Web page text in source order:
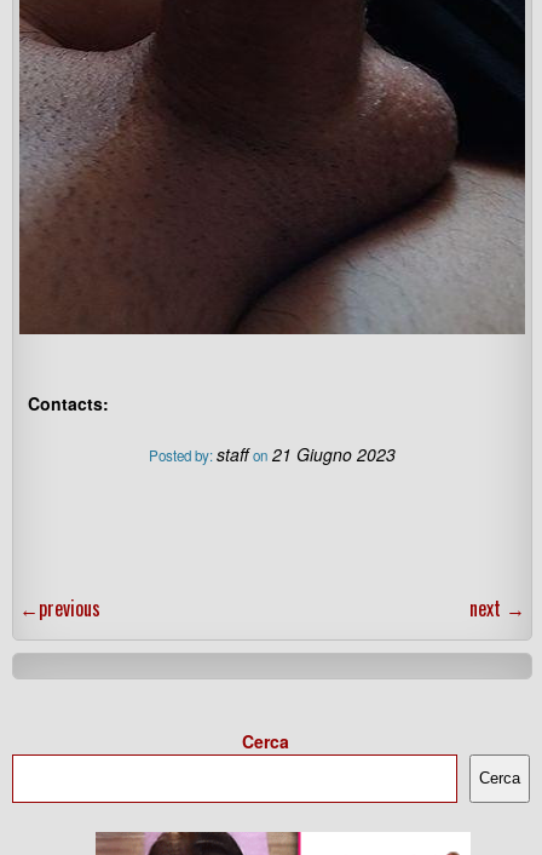
Contacts:
Posted by:staff on 21 Giugno 2023
←previous next →
Cerca
Cerca